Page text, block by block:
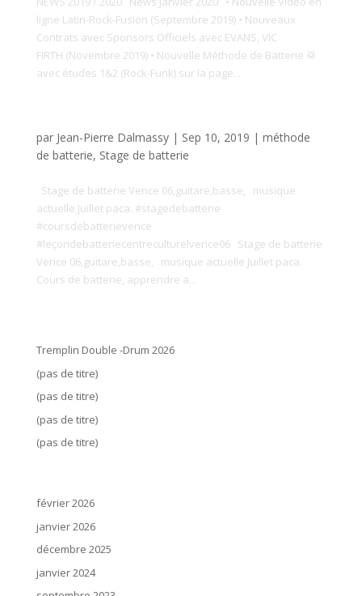
ligne Latin-Rock-Fusion (Septembre 2019) • Nouveaux
Contrats avec Sponsors Officiels avec EVANS, VIC
FIRTH (Novembre 2019) • Nouvelle Méthode de Batterie 🥁
avec études 1&2 (Rock-Funk) sur la page...
par Jean-Pierre Dalmassy| Sep 10, 2019 | méthode
de batterie, Stage de batterie
Stage de batterie Vence 06,guitare,basse, musique
actuelle Juillet paca. #stagedebatterie
#coursdebatterievence
#leçondebatteriecentreculturelvence06 Stage de batterie
Vence 06,guitare,basse, musique actuelle Juillet paca.
Cours de batterie, apprendre a...
Tremplin Double -Drum 2026
(pas de titre)
(pas de titre)
(pas de titre)
(pas de titre)
février 2026
janvier 2026
décembre 2025
janvier 2024